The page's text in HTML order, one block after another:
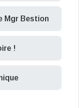
Mgr Bestion
!